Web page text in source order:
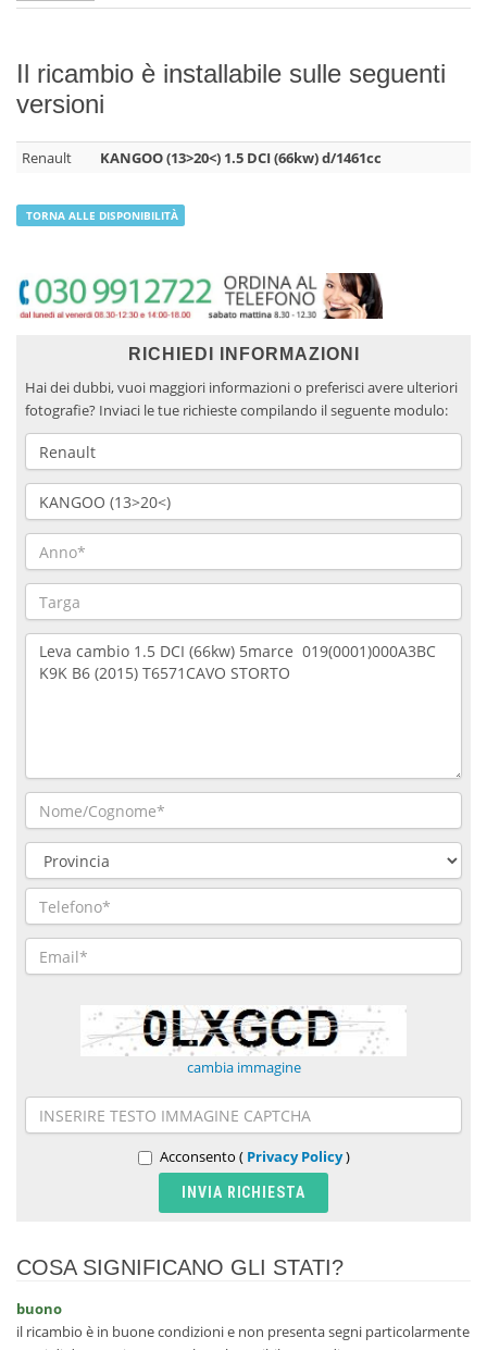
Il ricambio è installabile sulle seguenti
versioni
Renault KANGOO (13>20<) 1.5 DCI (66kw) d/1461cc
TORNA ALLE DISPONIBILITÀ
RICHIEDI INFORMAZIONI
Hai dei dubbi, vuoi maggiori informazioni o preferisci avere ulteriori
fotografie? Inviaci le tue richieste compilando il seguente modulo:
cambia immagine
Acconsento ( Privacy Policy)
COSA SIGNIFICANO GLI STATI?
buono
il ricambio è in buone condizioni e non presenta segni particolarmente